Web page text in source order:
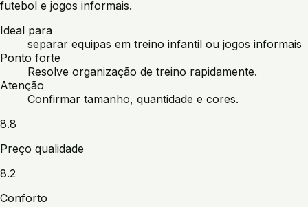
futebol e jogos informais.
Ideal para
separar equipas em treino infantil ou jogos informais
Ponto forte
Resolve organização de treino rapidamente.
Atenção
Confirmar tamanho, quantidade e cores.
8.8
Preço qualidade
8.2
Conforto